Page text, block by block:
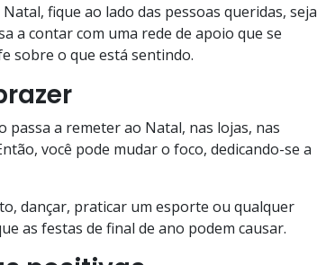
fique ao lado das pessoas queridas, seja
a contar com uma rede de apoio que se
sobre o que está sentindo.
a remeter ao Natal, nas lojas, nas
você pode mudar o foco, dedicando-se a
dançar, praticar um esporte ou qualquer
as festas de final de ano podem causar.